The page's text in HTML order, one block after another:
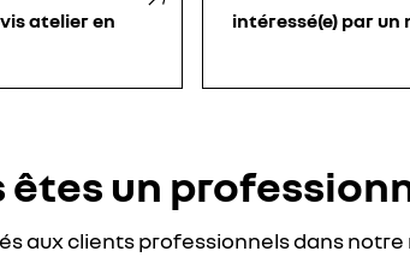
atelier en
intéressé(e) par un
êtes un
aux clients professionnels dans notre